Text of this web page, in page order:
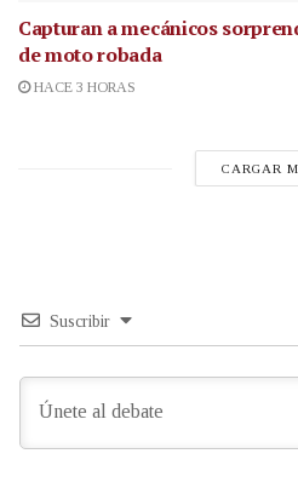
Capturan a mecánicos
de moto robada
HACE 3 HORAS
CARGAR
Suscribir